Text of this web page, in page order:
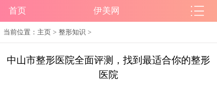
首页 伊美网
当前位置： 主页 >整形知识 >
中山市整形医院全面评测，找到最适合你的整形
医院